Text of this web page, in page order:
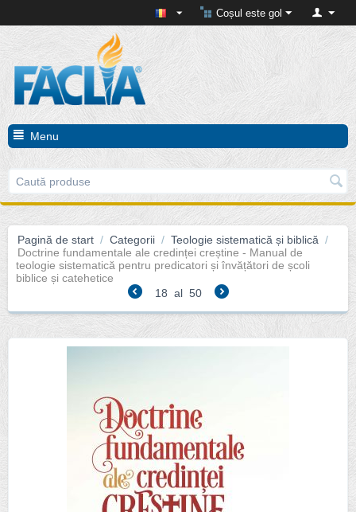
Coșul este gol
Menu
Pagină de start / Categorii / Teologie sistematică și biblică /
Doctrine fundamentale ale credinței creștine - Manual de
teologie sistematică pentru predicatori și învățători de școli
biblice și catehetice
18 al 50